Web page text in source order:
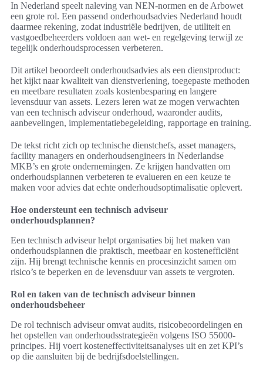
In Nederland speelt naleving van NEN-normen en de Arbowet
een grote rol. Een passend onderhoudsadvies Nederland houdt
daarmee rekening, zodat industriële bedrijven, de utiliteit en
vastgoedbeheerders voldoen aan wet- en regelgeving terwijl ze
tegelijk onderhoudsprocessen verbeteren.
Dit artikel beoordeelt onderhoudsadvies als een dienstproduct:
het kijkt naar kwaliteit van dienstverlening, toegepaste methoden
en meetbare resultaten zoals kostenbesparing en langere
levensduur van assets. Lezers leren wat ze mogen verwachten
van een technisch adviseur onderhoud, waaronder audits,
aanbevelingen, implementatiebegeleiding, rapportage en training.
De tekst richt zich op technische dienstchefs, asset managers,
facility managers en onderhoudsengineers in Nederlandse
MKB’s en grote ondernemingen. Ze krijgen handvatten om
onderhoudsplannen verbeteren te evalueren en een keuze te
maken voor advies dat echte onderhoudsoptimalisatie oplevert.
Hoe ondersteunt een technisch adviseur
onderhoudsplannen?
Een technisch adviseur helpt organisaties bij het maken van
onderhoudsplannen die praktisch, meetbaar en kostenefficiënt
zijn. Hij brengt technische kennis en procesinzicht samen om
risico’s te beperken en de levensduur van assets te vergroten.
Rol en taken van de technisch adviseur binnen
onderhoudsbeheer
De rol technisch adviseur omvat audits, risicobeoordelingen en
het opstellen van onderhoudsstrategieën volgens ISO 55000-
principes. Hij voert kosteneffectiviteitsanalyses uit en zet KPI’s
op die aansluiten bij de bedrijfsdoelstellingen.